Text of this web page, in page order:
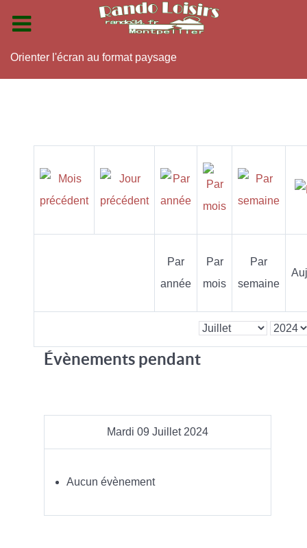
Orienter l'écran au format paysage
Par
année
Par
mois
Par
semaine
Évènements pendant
Mardi 09 Juillet 2024
Aucun évènement